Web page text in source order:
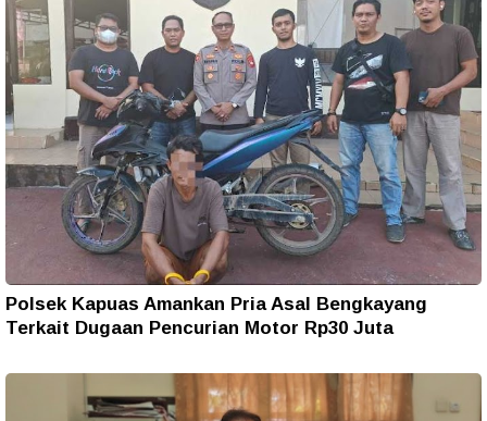
Polsek Kapuas Amankan Pria Asal Bengkayang
Terkait Dugaan Pencurian Motor Rp30 Juta